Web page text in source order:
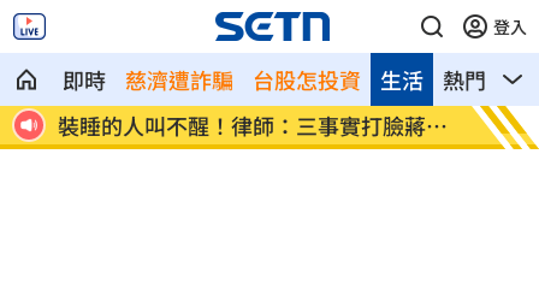
登入
即時 慈濟遭詐騙 台股怎投資 熱門 影
生活
了
裝睡的人叫不醒！律師：三事實打臉蔣萬
安
妖股
睡